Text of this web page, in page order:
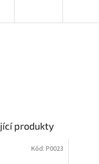
produkty
Kód: P0023